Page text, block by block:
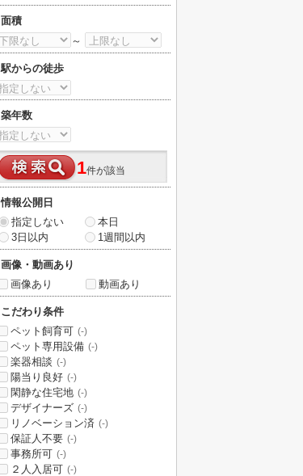
面積
～
駅からの徒歩
築年数
1件が該当
情報公開日
指定しない
本日
3日以内
1週間以内
画像・動画あり
画像あり
動画あり
こだわり条件
ペット飼育可 (-)
ペット専用設備 (-)
楽器相談 (-)
陽当り良好 (-)
閑静な住宅地 (-)
デザイナーズ (-)
リノベーション済 (-)
保証人不要 (-)
事務所可 (-)
２人入居可 (-)